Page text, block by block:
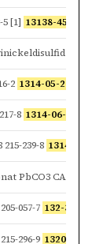
5 [1] 13138-45-9
028-
2 1314-05-2
8 1314-06-3
239-8 1314-62-
057-7 132-32-1
296-9 1320-07-6